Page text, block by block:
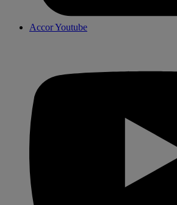
Accor Youtube